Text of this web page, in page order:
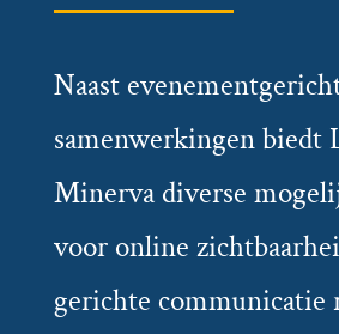
Naast
samenwerkingen biedt
Minerva diverse
voor online
gerichte